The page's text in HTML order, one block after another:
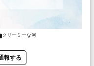
クリーミーな河
報する